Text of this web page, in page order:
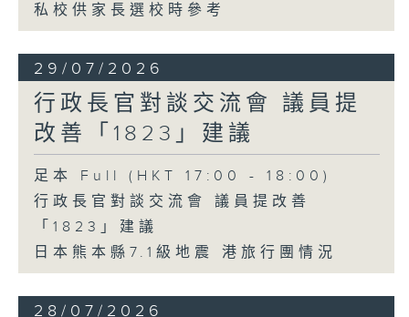
私校供家長選校時參考
29/07/2026
行政長官對談交流會 議員提
改善「1823」建議
足本 Full (HKT 17:00 - 18:00)
行政長官對談交流會 議員提改善
「1823」建議
日本熊本縣7.1級地震 港旅行團情況
28/07/2026